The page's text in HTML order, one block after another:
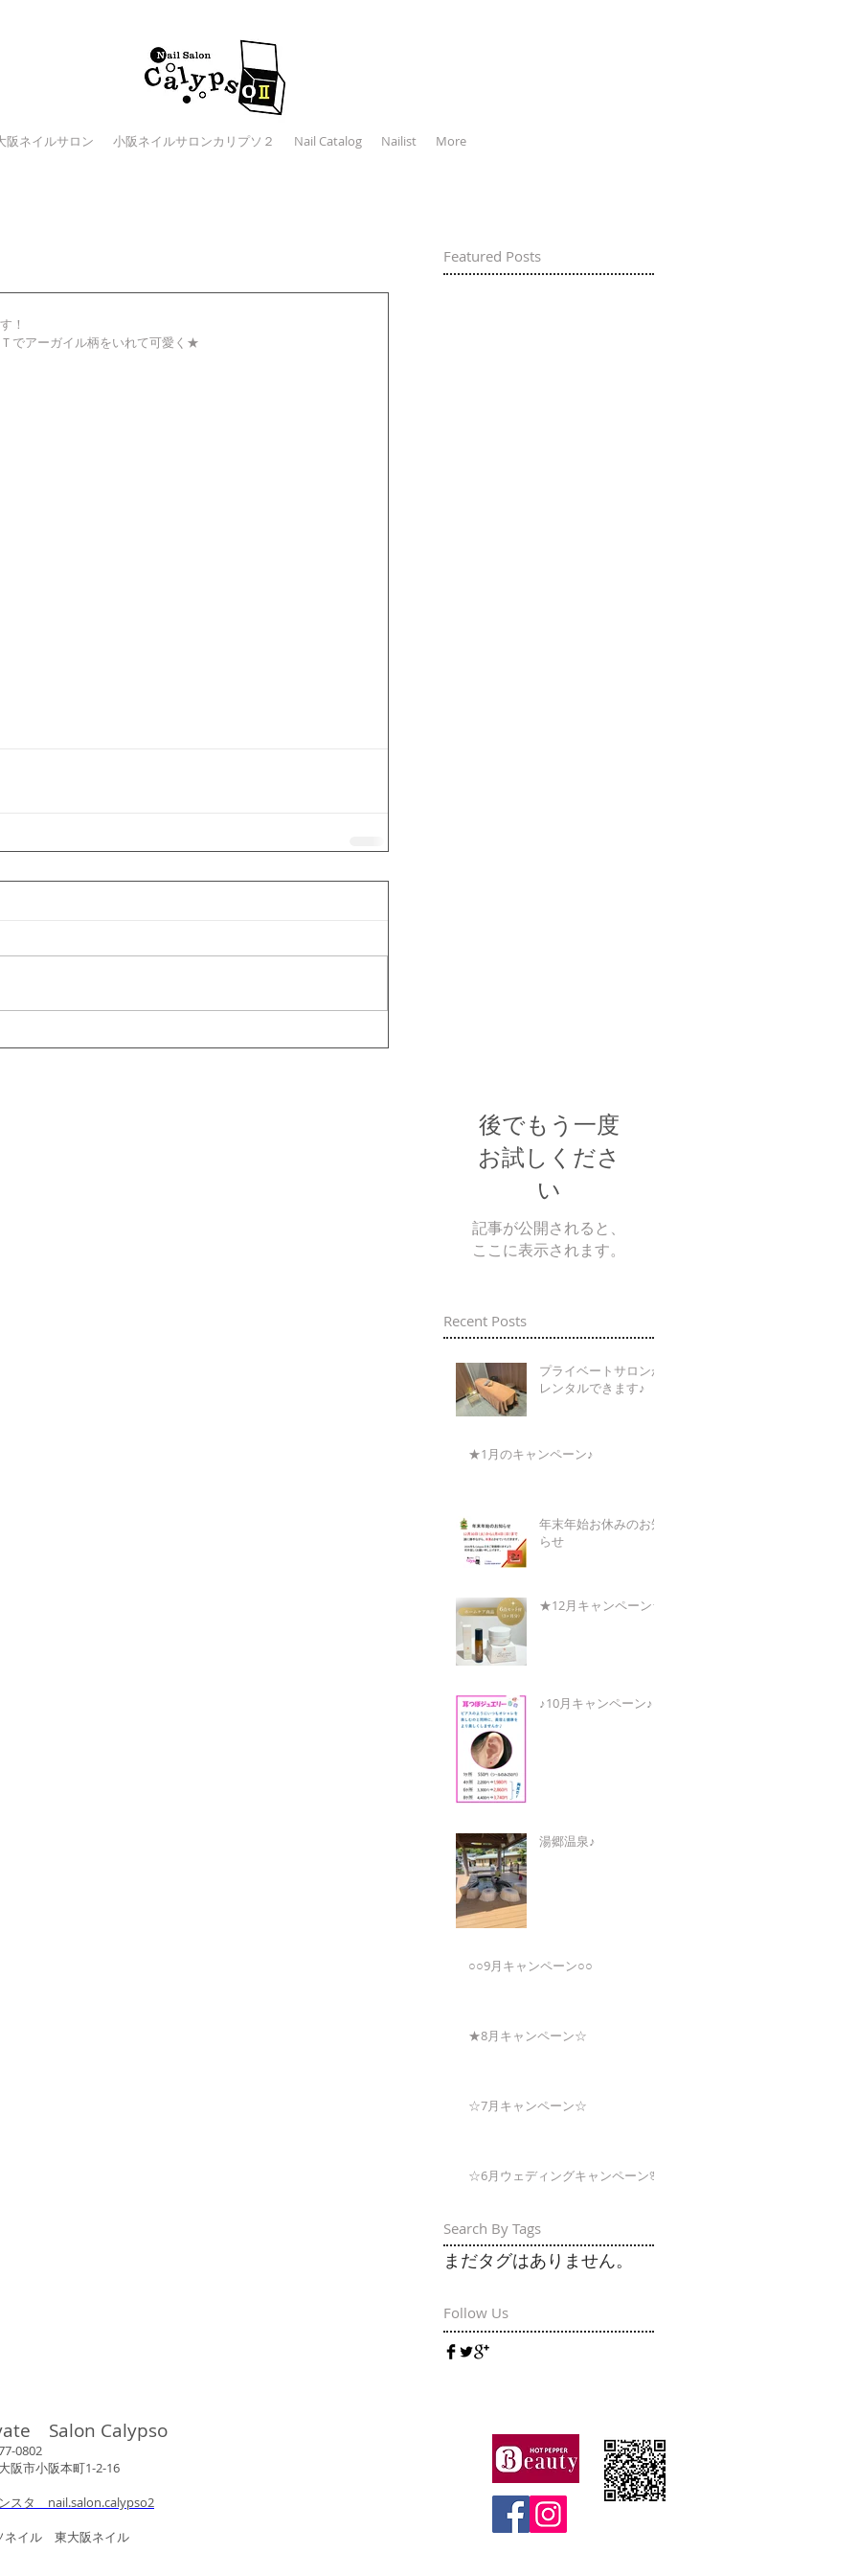
阪ネイルサロン 小阪ネイルサロンカリプソ２ Nail Catalog Nailist More
Featured Posts
！
でアーガイル柄をいれて可愛く★
後でもう一度
お試しくださ
い
記事が公開されると、
ここに表示されます。
Recent Posts
Search By Tags
プライベートサロンが
レンタルできます♪
★1月のキャンペーン♪
年末年始お休みのお知
らせ
★12月キャンペーン★
♪10月キャンペーン♪
湯郷温泉♪
○○9月キャンペーン○○
★8月キャンペーン☆
☆7月キャンペーン☆
☆6月ウェディングキャンペーン🌸
まだタグはありません。
Follow Us
Salon Calypso
市小阪本町1-2-16
タ nail.salon.calypso2
東大阪ネイル